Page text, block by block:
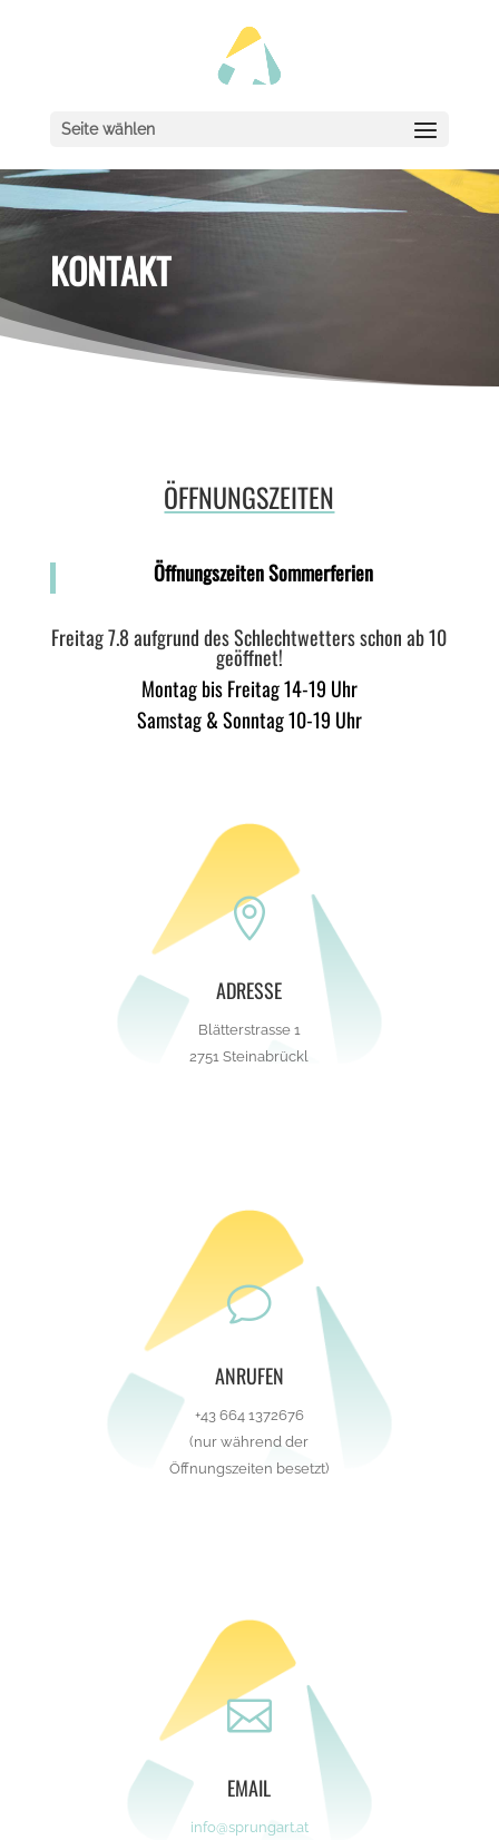
Seite wählen
KONTAKT
ÖFFNUNGSZEITEN
Öffnungszeiten Sommerferien
Freitag 7.8 aufgrund des Schlechtwetters schon ab 10
geöffnet!
Montag bis Freitag 14-19 Uhr
Samstag & Sonntag 10-19 Uhr

ADRESSE
Blätterstrasse 1
2751 Steinabrückl
v
ANRUFEN
+43 664 1372676
(nur während der
Öffnungszeiten besetzt)

EMAIL
info@sprungart.at